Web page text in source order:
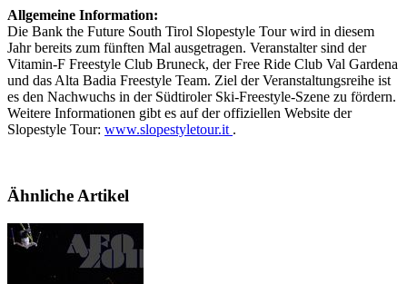
Allgemeine Information:
Die Bank the Future South Tirol Slopestyle Tour wird in diesem
Jahr bereits zum fünften Mal ausgetragen. Veranstalter sind der
Vitamin-F Freestyle Club Bruneck, der Free Ride Club Val Gardena
und das Alta Badia Freestyle Team. Ziel der Veranstaltungsreihe ist
es den Nachwuchs in der Südtiroler Ski-Freestyle-Szene zu fördern.
Weitere Informationen gibt es auf der offiziellen Website der
Slopestyle Tour: www.slopestyletour.it .
Ähnliche Artikel